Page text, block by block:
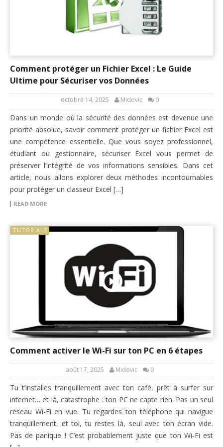
Comment protéger un Fichier Excel : Le Guide
Ultime pour Sécuriser vos Données
octobre 14, 2025 Midovic 0
Dans un monde où la sécurité des données est devenue une
priorité absolue, savoir comment protéger un fichier Excel est
une compétence essentielle. Que vous soyez professionnel,
étudiant ou gestionnaire, sécuriser Excel vous permet de
préserver l’intégrité de vos informations sensibles. Dans cet
article, nous allons explorer deux méthodes incontournables
pour protéger un classeur Excel […]
READ MORE
TUTORIALS
Comment activer le Wi-Fi sur ton PC en 6 étapes
août 17, 2025 Midovic 0
Tu t’installes tranquillement avec ton café, prêt à surfer sur
internet… et là, catastrophe : ton PC ne capte rien. Pas un seul
réseau Wi-Fi en vue. Tu regardes ton téléphone qui navigue
tranquillement, et toi, tu restes là, seul avec ton écran vide.
Pas de panique ! C’est probablement juste que ton Wi-Fi est